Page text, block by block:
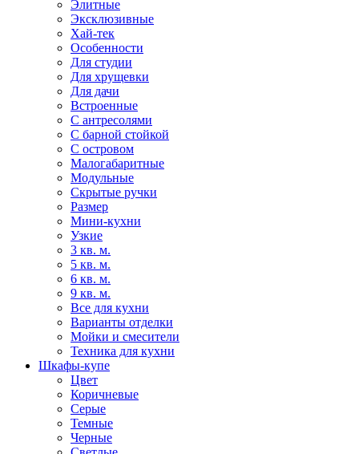
Элитные
Эксклюзивные
Хай-тек
Особенности
Для студии
Для хрущевки
Для дачи
Встроенные
С антресолями
С барной стойкой
С островом
Малогабаритные
Модульные
Скрытые ручки
Размер
Мини-кухни
Узкие
3 кв. м.
5 кв. м.
6 кв. м.
9 кв. м.
Все для кухни
Варианты отделки
Мойки и смесители
Техника для кухни
Шкафы-купе
Цвет
Коричневые
Серые
Темные
Черные